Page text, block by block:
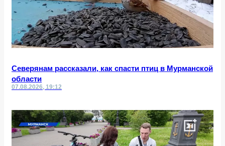
Северянам рассказали, как спасти птиц в Мурманской
области
07.08.2026, 19:12